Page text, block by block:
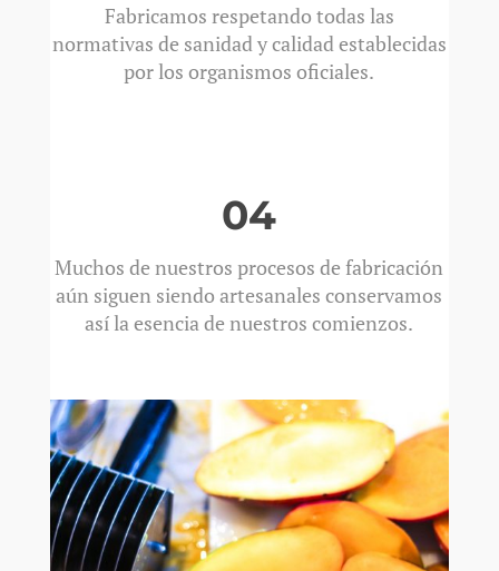
Fabricamos respetando todas las
normativas de sanidad y calidad establecidas
por los organismos oficiales.
04
Muchos de nuestros procesos de fabricación
aún siguen siendo artesanales conservamos
así la esencia de nuestros comienzos.